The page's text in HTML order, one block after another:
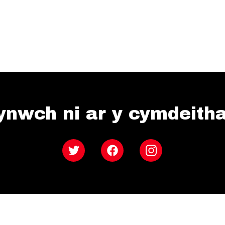
ni ar y
Twitter Facebook Instagram